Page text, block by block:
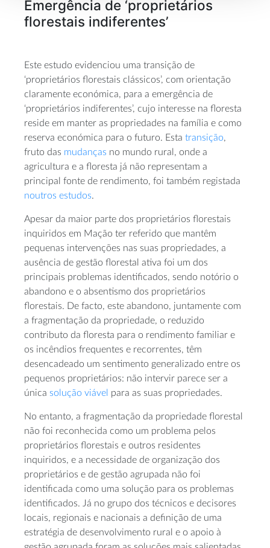
Emergência de ‘proprietários
florestais indiferentes’
Este estudo evidenciou uma transição de
‘proprietários florestais clássicos’, com orientação
claramente económica, para a emergência de
‘proprietários indiferentes’, cujo interesse na floresta
reside em manter as propriedades na família e como
reserva económica para o futuro. Esta transição,
fruto das mudanças no mundo rural, onde a
agricultura e a floresta já não representam a
principal fonte de rendimento, foi também registada
noutros estudos.
Apesar da maior parte dos proprietários florestais
inquiridos em Mação ter referido que mantêm
pequenas intervenções nas suas propriedades, a
ausência de gestão florestal ativa foi um dos
principais problemas identificados, sendo notório o
abandono e o absentismo dos proprietários
florestais. De facto, este abandono, juntamente com
a fragmentação da propriedade, o reduzido
contributo da floresta para o rendimento familiar e
os incêndios frequentes e recorrentes, têm
desencadeado um sentimento generalizado entre os
pequenos proprietários: não intervir parece ser a
única solução viável para as suas propriedades.
No entanto, a fragmentação da propriedade florestal
não foi reconhecida como um problema pelos
proprietários florestais e outros residentes
inquiridos, e a necessidade de organização dos
proprietários e de gestão agrupada não foi
identificada como uma solução para os problemas
identificados. Já no grupo dos técnicos e decisores
locais, regionais e nacionais a definição de uma
estratégia de desenvolvimento rural e o apoio à